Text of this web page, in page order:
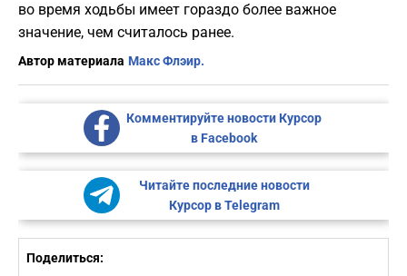
во время ходьбы имеет гораздо более важное
значение, чем считалось ранее.
Автор материала Макс Флэир.
Комментируйте новости Курсор
в Facebook
Читайте последние новости
Курсор в Telegram
Поделиться: